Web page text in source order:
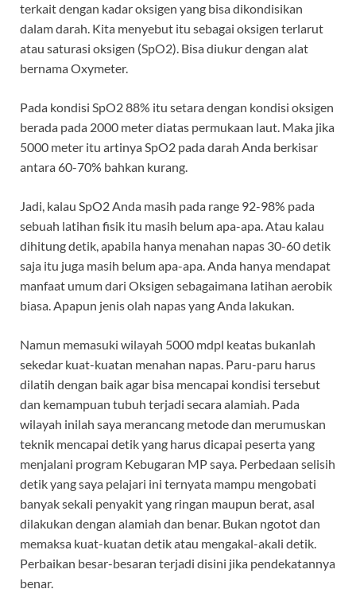
terkait dengan kadar oksigen yang bisa dikondisikan
dalam darah. Kita menyebut itu sebagai oksigen terlarut
atau saturasi oksigen (SpO2). Bisa diukur dengan alat
bernama Oxymeter.
Pada kondisi SpO2 88% itu setara dengan kondisi oksigen
berada pada 2000 meter diatas permukaan laut. Maka jika
5000 meter itu artinya SpO2 pada darah Anda berkisar
antara 60-70% bahkan kurang.
Jadi, kalau SpO2 Anda masih pada range 92-98% pada
sebuah latihan fisik itu masih belum apa-apa. Atau kalau
dihitung detik, apabila hanya menahan napas 30-60 detik
saja itu juga masih belum apa-apa. Anda hanya mendapat
manfaat umum dari Oksigen sebagaimana latihan aerobik
biasa. Apapun jenis olah napas yang Anda lakukan.
Namun memasuki wilayah 5000 mdpl keatas bukanlah
sekedar kuat-kuatan menahan napas. Paru-paru harus
dilatih dengan baik agar bisa mencapai kondisi tersebut
dan kemampuan tubuh terjadi secara alamiah. Pada
wilayah inilah saya merancang metode dan merumuskan
teknik mencapai detik yang harus dicapai peserta yang
menjalani program Kebugaran MP saya. Perbedaan selisih
detik yang saya pelajari ini ternyata mampu mengobati
banyak sekali penyakit yang ringan maupun berat, asal
dilakukan dengan alamiah dan benar. Bukan ngotot dan
memaksa kuat-kuatan detik atau mengakal-akali detik.
Perbaikan besar-besaran terjadi disini jika pendekatannya
benar.